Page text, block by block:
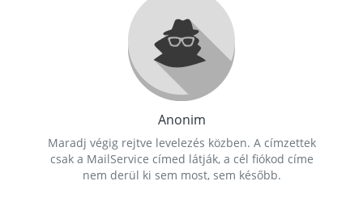
Anonim
Maradj végig rejtve levelezés közben. A címzettek
csak a MailService címed látják, a cél fiókod címe
nem derül ki sem most, sem később.